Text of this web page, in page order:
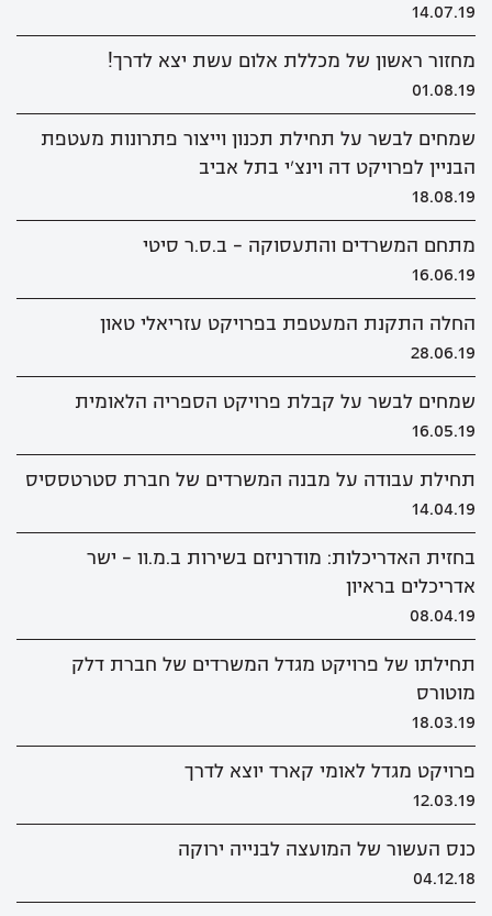
14.07.19
מחזור ראשון של מכללת אלום עשת יצא לדרך!
01.08.19
שמחים לבשר על תחילת תכנון וייצור פתרונות מעטפת
הבניין לפרויקט דה וינצ'י בתל אביב
18.08.19
מתחם המשרדים והתעסוקה - ב.ס.ר סיטי
16.06.19
החלה התקנת המעטפת בפרויקט עזריאלי טאון
28.06.19
שמחים לבשר על קבלת פרויקט הספריה הלאומית
16.05.19
תחילת עבודה על מבנה המשרדים של חברת סטרטססיס
14.04.19
בחזית האדריכלות: מודרניזם בשירות ב.מ.וו - ישר
אדריכלים בראיון
08.04.19
תחילתו של פרויקט מגדל המשרדים של חברת דלק
מוטורס
18.03.19
פרויקט מגדל לאומי קארד יוצא לדרך
12.03.19
כנס העשור של המועצה לבנייה ירוקה
04.12.18